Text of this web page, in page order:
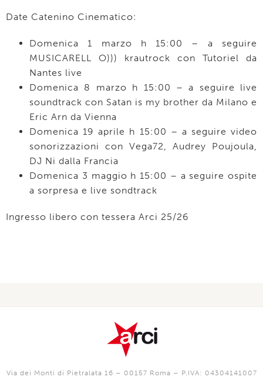
Date Catenino Cinematico:
Domenica 1 marzo h 15:00 – a seguire
MUSICARELL O))) krautrock con Tutoriel da
Nantes live
Domenica 8 marzo h 15:00 – a seguire live
soundtrack con Satan is my brother da Milano e
Eric Arn da Vienna
Domenica 19 aprile h 15:00 – a seguire video
sonorizzazioni con Vega72, Audrey Poujoula,
DJ Ni dalla Francia
Domenica 3 maggio h 15:00 – a seguire ospite
a sorpresa e live sondtrack
Ingresso libero con tessera Arci 25/26
Via dei Monti di Pietralata 16 – 00157 Roma – P.IVA: 04304141007